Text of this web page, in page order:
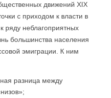
движений XIX
с приходом к власти в
ряду неблагоприятных
большинства населения
эмиграции. К ним
разница между